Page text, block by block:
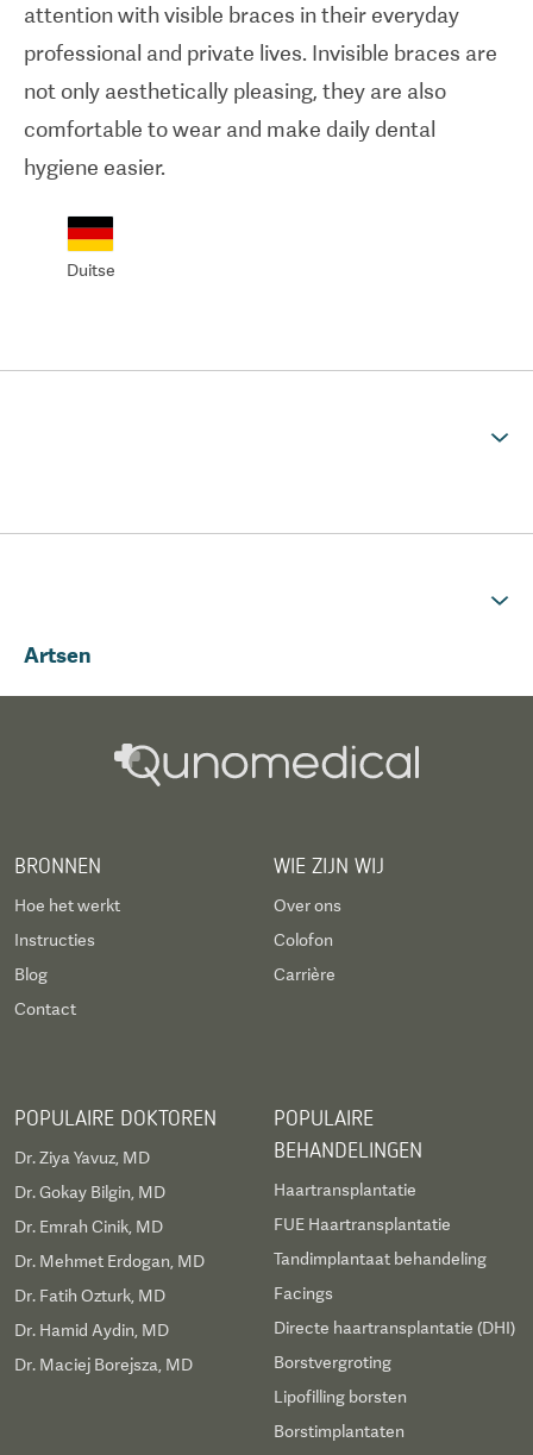
attention with visible braces in their everyday
professional and private lives. Invisible braces are
not only aesthetically pleasing, they are also
comfortable to wear and make daily dental
hygiene easier.
Duitse
Artsen
BRONNEN
Hoe het werkt
Instructies
Blog
Contact
WIE ZIJN WIJ
Over ons
Colofon
Carrière
POPULAIRE DOKTOREN
Dr. Ziya Yavuz, MD
Dr. Gokay Bilgin, MD
Dr. Emrah Cinik, MD
Dr. Mehmet Erdogan, MD
Dr. Fatih Ozturk, MD
Dr. Hamid Aydin, MD
Dr. Maciej Borejsza, MD
POPULAIRE
BEHANDELINGEN
Haartransplantatie
FUE Haartransplantatie
Tandimplantaat behandeling
Facings
Directe haartransplantatie (DHI)
Borstvergroting
Lipofilling borsten
Borstimplantaten